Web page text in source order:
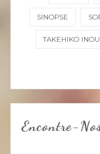
SINOPSE
TAKEHIKO
Encontre-